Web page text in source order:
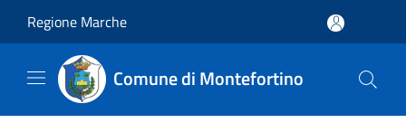
Regione Marche
Comune di Montefortino